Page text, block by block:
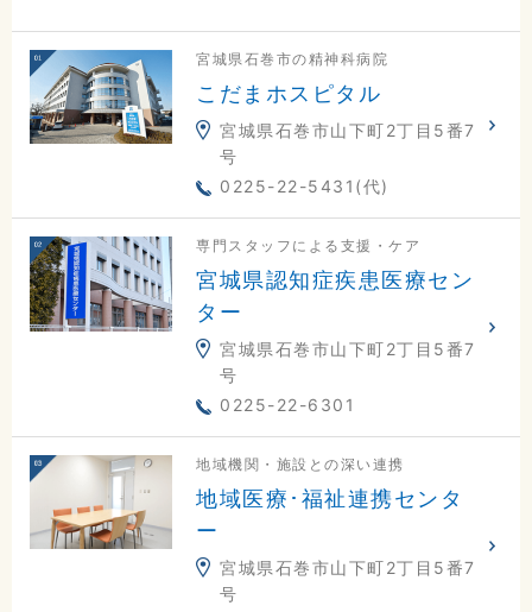
地図 電話
宮城県石巻市の精神科病院
こだまホスピタル
宮城県石巻市山下町2丁目5番7
号
0225-22-5431(代)
専門スタッフによる支援・ケア
宮城県認知症疾患医療セン
ター
宮城県石巻市山下町2丁目5番7
号
0225-22-6301
地域機関・施設との深い連携
地域医療･福祉連携センタ
ー
宮城県石巻市山下町2丁目5番7
号